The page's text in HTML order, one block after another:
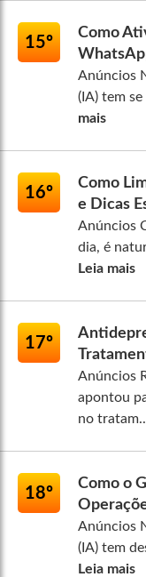
15º
Como
Anúncios
(IA) tem
mais
16º
Como
e Dicas
Anúncios
dia, é
Leia mais
17º
Anúncios
apontou
no
18º
Como o
Anúncios
(IA) tem
Leia mais